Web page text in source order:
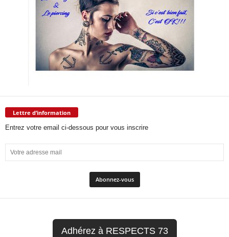
Lettre d’information
Entrez votre email ci-dessous pour vous inscrire
Adhérez à RESPECTS 73